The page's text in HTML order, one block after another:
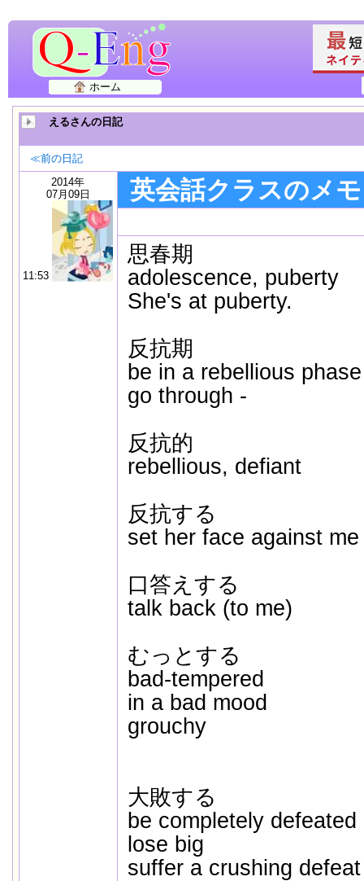
ホーム
えるさんの日記
≪前の日記
2014年
07月09日
11:53
英会話クラスのメ
思春期
adolescence, puberty
She's at puberty.
反抗期
be in a rebellious phase
go through -
反抗的
rebellious, defiant
反抗する
set her face against me
口答えする
talk back (to me)
むっとする
bad-tempered
in a bad mood
grouchy
大敗する
be completely defeated
lose big
suffer a crushing defeat